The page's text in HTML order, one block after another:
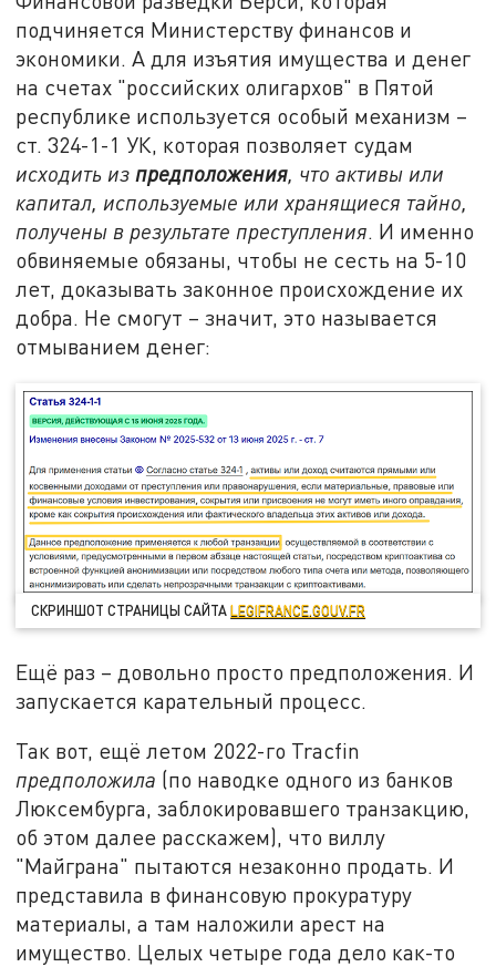
подчиняется Министерству финансов и
экономики. А для изъятия имущества и денег
на счетах "российских олигархов" в Пятой
республике используется особый механизм –
ст. 324-1-1 УК, которая позволяет судам
исходить из предположения, что активы или
капитал, используемые или хранящиеся тайно,
получены в результате преступления. И именно
обвиняемые обязаны, чтобы не сесть на 5-10
лет, доказывать законное происхождение их
добра. Не смогут – значит, это называется
отмыванием денег:
СКРИНШОТ СТРАНИЦЫ САЙТАLEGIFRANCE.GOUV.FR
Ещё раз – довольно просто предположения. И
запускается карательный процесс.
Так вот, ещё летом 2022-го Tracfin
предположила (по наводке одного из банков
Люксембурга, заблокировавшего транзакцию,
об этом далее расскажем), что виллу
"Майграна" пытаются незаконно продать. И
представила в финансовую прокуратуру
материалы, а там наложили арест на
имущество. Целых четыре года дело как-то